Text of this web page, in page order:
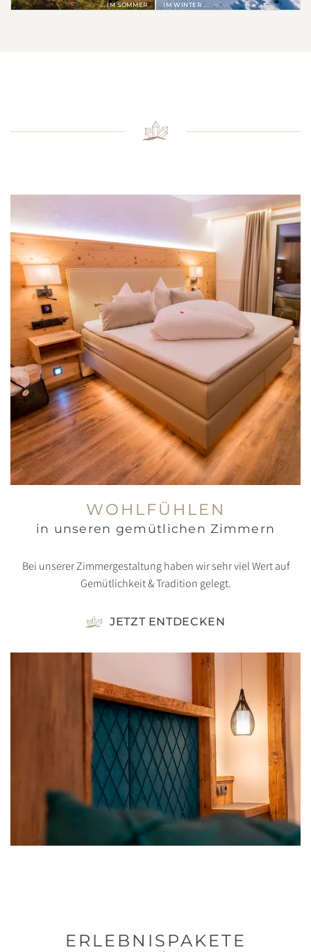
... IM SOMMER IM WINTER ...
WOHLFÜHLEN
in unseren gemütlichen Zimmern
Bei unserer Zimmergestaltung haben wir sehr viel Wert auf
Gemütlichkeit & Tradition gelegt.
JETZT ENTDECKEN
ERLEBNISPAKETE